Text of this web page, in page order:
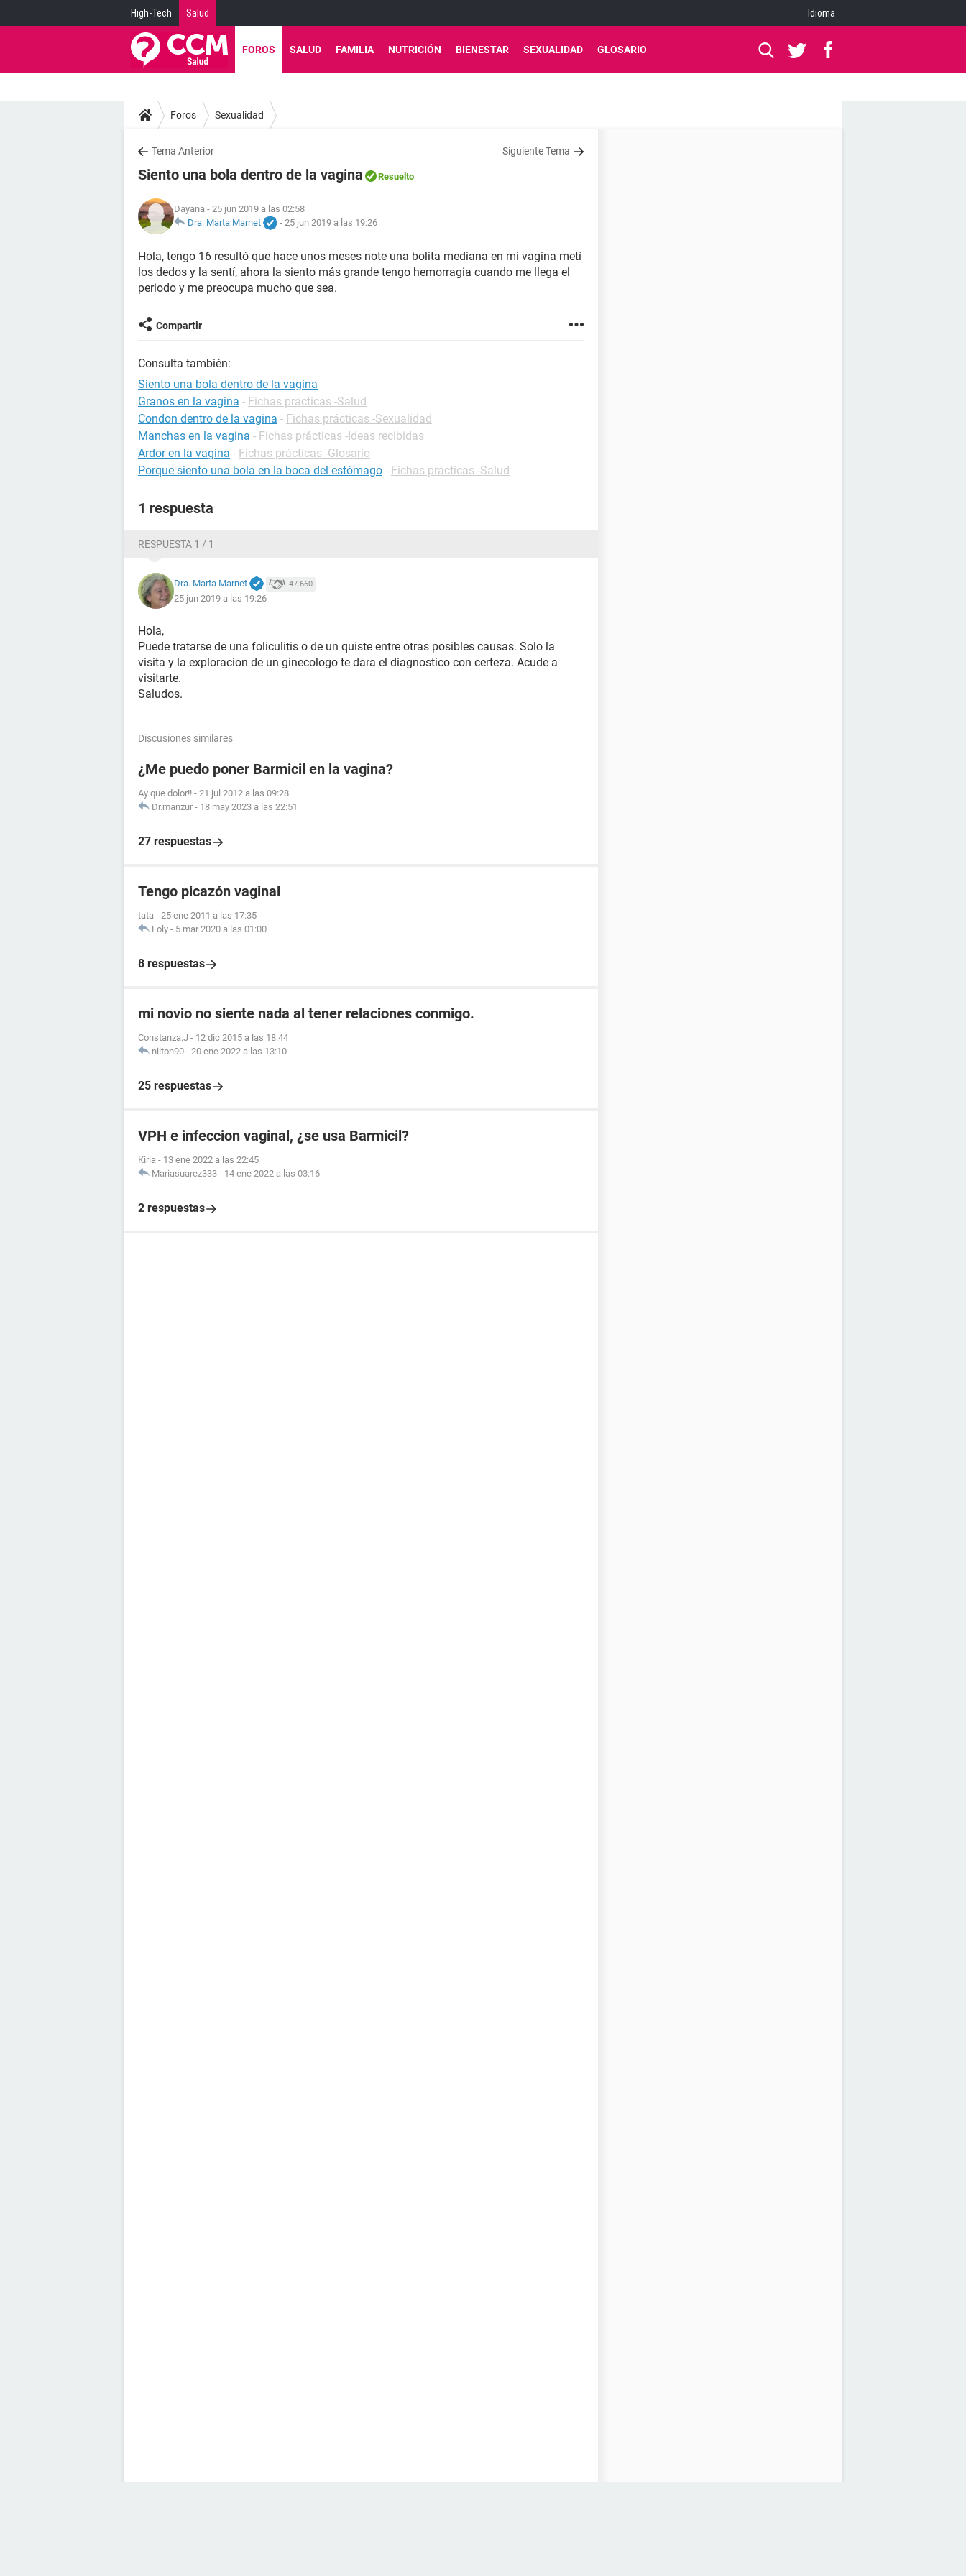
High-Tech Salud Idioma
FOROS SALUD FAMILIA NUTRICIÓN BIENESTAR SEXUALIDAD GLOSARIO
Foros Sexualidad
Tema Anterior Siguiente Tema
Siento una bola dentro de la vagina Resuelto
Dayana - 25 jun 2019 a las 02:58
Dra. Marta Marnet
- 25 jun 2019 a las 19:26
Hola, tengo 16 resultó que hace unos meses note una bolita mediana en mi vagina metí
los dedos y la sentí, ahora la siento más grande tengo hemorragia cuando me llega el
periodo y me preocupa mucho que sea.
Compartir
Consulta también:
Siento una bola dentro de la vagina
Granos en la vagina - Fichas prácticas -Salud
Condon dentro de la vagina - Fichas prácticas -Sexualidad
Manchas en la vagina - Fichas prácticas -Ideas recibidas
Ardor en la vagina - Fichas prácticas -Glosario
Porque siento una bola en la boca del estómago - Fichas prácticas -Salud
1 respuesta
RESPUESTA 1 / 1
Dra. Marta Marnet 47.660
25 jun 2019 a las 19:26
Hola,
Puede tratarse de una foliculitis o de un quiste entre otras posibles causas. Solo la
visita y la exploracion de un ginecologo te dara el diagnostico con certeza. Acude a
visitarte.
Saludos.
Discusiones similares
¿Me puedo poner Barmicil en la vagina?
Ay que dolor!! - 21 jul 2012 a las 09:28
Dr.manzur - 18 may 2023 a las 22:51
27 respuestas
Tengo picazón vaginal
tata - 25 ene 2011 a las 17:35
Loly - 5 mar 2020 a las 01:00
8 respuestas
mi novio no siente nada al tener relaciones conmigo.
Constanza.J - 12 dic 2015 a las 18:44
nilton90 - 20 ene 2022 a las 13:10
25 respuestas
VPH e infeccion vaginal, ¿se usa Barmicil?
Kiria - 13 ene 2022 a las 22:45
Mariasuarez333 - 14 ene 2022 a las 03:16
2 respuestas